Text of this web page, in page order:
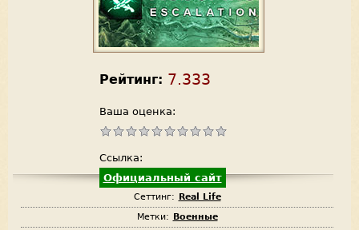
Рейтинг: 7.333
Ваша оценка:
Ссылка:
Официальный сайт
Сеттинг: Real Life
Метки: Военные